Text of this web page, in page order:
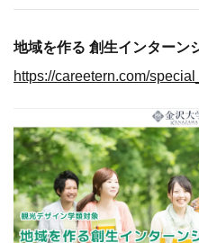
地域を作る 創生インターン
https://careetern.com/